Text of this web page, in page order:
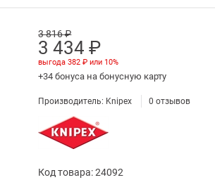
3 816 ₽
3 434 ₽
выгода382 ₽ или 10%
+34 бонуса на бонусную карту
Производитель: Knipex 0отзывов
Код товара: 24092